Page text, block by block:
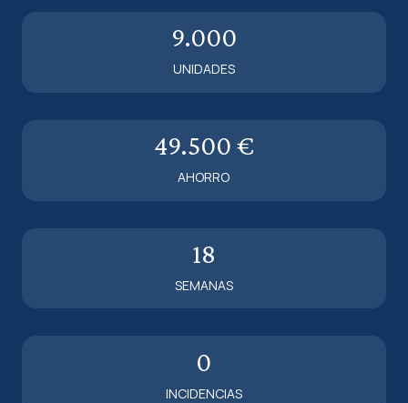
9.000
UNIDADES
49.500 €
AHORRO
18
SEMANAS
0
INCIDENCIAS